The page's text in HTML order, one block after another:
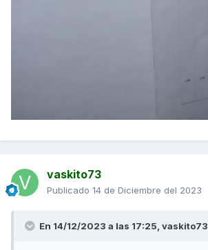
vaskito73
Publicado 14 de Diciembre del 2023
En 14/12/2023 a las 17:25, vaskito73